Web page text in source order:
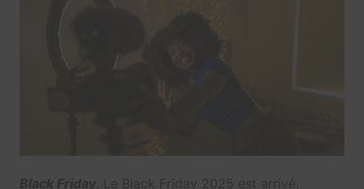
Black Friday. Le Black Friday 2025 est arrivé,